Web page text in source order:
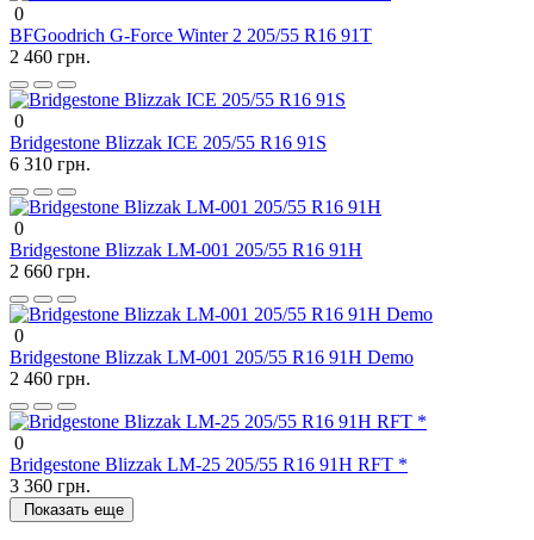
0
BFGoodrich G-Force Winter 2 205/55 R16 91T
2 460 грн.
0
Bridgestone Blizzak ICE 205/55 R16 91S
6 310 грн.
0
Bridgestone Blizzak LM-001 205/55 R16 91H
2 660 грн.
0
Bridgestone Blizzak LM-001 205/55 R16 91H Demo
2 460 грн.
0
Bridgestone Blizzak LM-25 205/55 R16 91H RFT *
3 360 грн.
Показать еще